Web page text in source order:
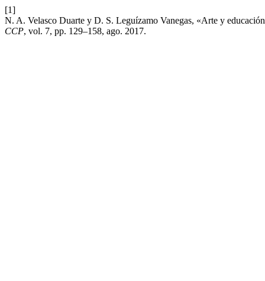
[1]
N. A. Velasco Duarte y D. S. Leguízamo Vanegas, «Arte y
CCP, vol. 7, pp. 129–158, ago. 2017.